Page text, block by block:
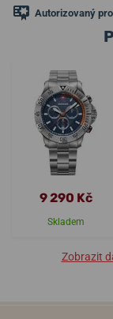
Autorizovaný
9 290 Kč
Skladem
Zobrazit